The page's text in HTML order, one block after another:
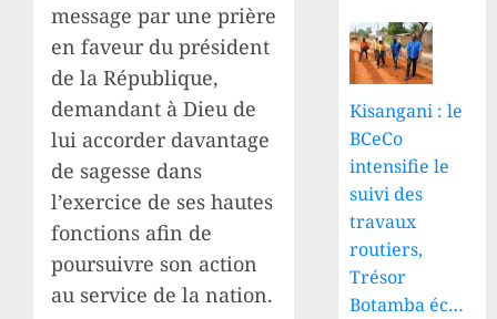
message par une prière
en faveur du président
de la République,
demandant à Dieu de
lui accorder davantage
de sagesse dans
l’exercice de ses hautes
fonctions afin de
poursuivre son action
au service de la nation.
Kisangani : le
BCeCo
intensifie le
suivi des
travaux
routiers,
Trésor
Botamba éc…